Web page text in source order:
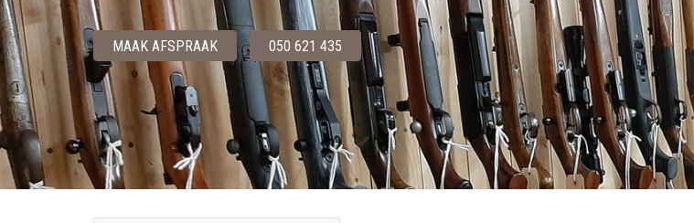
MAAK AFSPRAAK 050 621 435